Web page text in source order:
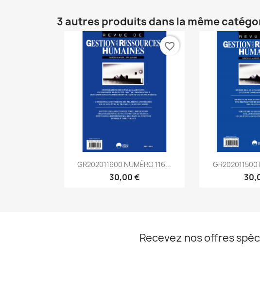
3 autres produits dans la même
Aperçu rapide
GR202011600 NUMÉRO 116...
30,00 €
favorite_border

GR202011500
Recevez nos offres